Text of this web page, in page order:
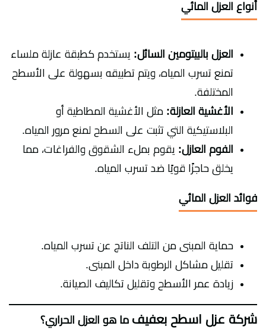
أنواع العزل المائي
العزل بالبيتومين السائل: يستخدم كطبقة عازلة ملساء
تمنع تسرب المياه، ويتم تطبيقه بسهولة على الأسطح
المختلفة.
الأغشية العازلة: مثل الأغشية المطاطية أو
البلاستيكية التي تثبت على السطح لمنع مرور المياه.
الفوم العازل: يقوم بملء الشقوق والفراغات، مما
يخلق حاجزًا قويًا ضد تسرب المياه.
فوائد العزل المائي
حماية المبنى من التلف الناتج عن تسرب المياه.
تقليل مشاكل الرطوبة داخل المبنى.
زيادة عمر الأسطح وتقليل تكاليف الصيانة.
شركة عزل اسطح بعفيف ما هو العزل الحراري؟